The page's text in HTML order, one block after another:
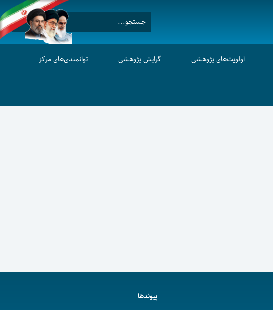
اولویت‌های پژوهشی گرایش پژوهشی توانمندی‌های مرکز
پیوندها